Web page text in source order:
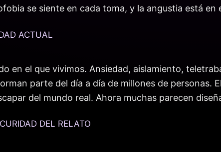
se siente en cada toma, y la angustia está en
ACTUAL
en el que vivimos. Ansiedad, aislamiento,
parte del día a día de millones de personas.
del mundo real. Ahora muchas parecen
DEL RELATO